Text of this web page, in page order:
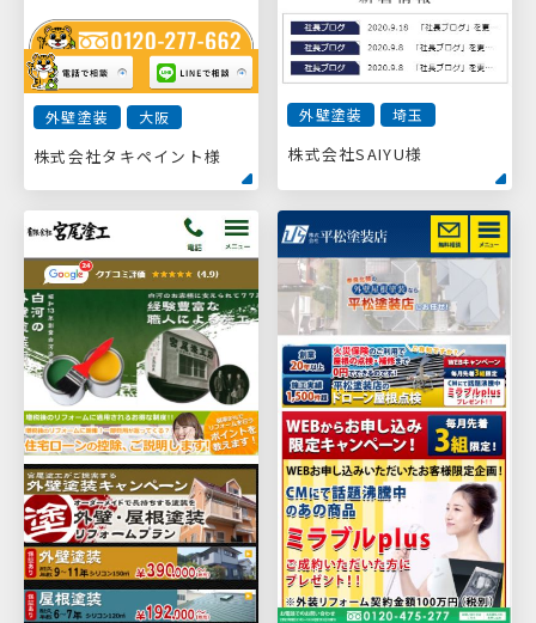
外壁塗装 大阪
株式会社タキペイント様
外壁塗装 埼玉
株式会社SAIYU様